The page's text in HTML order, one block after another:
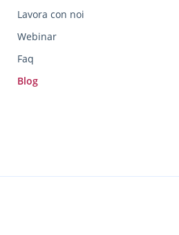
Lavora con noi
Webinar
Faq
Blog